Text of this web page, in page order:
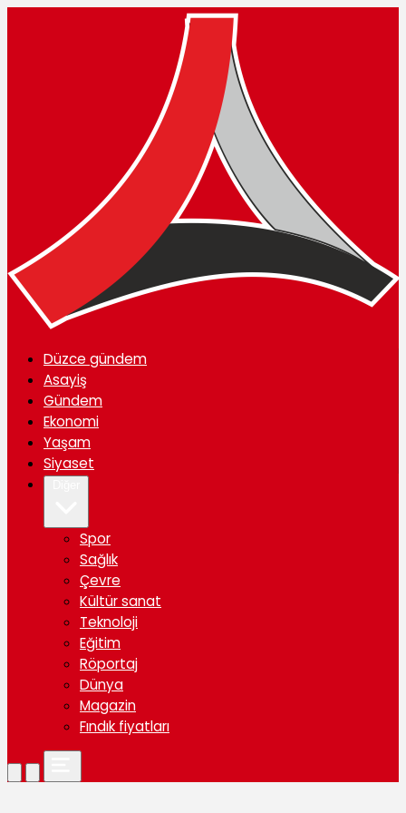
Düzce gündem
Asayiş
Gündem
Ekonomi
Yaşam
Siyaset
Spor
Sağlık
Çevre
Kültür sanat
Teknoloji
Eğitim
Röportaj
Dünya
Magazin
Fındık fiyatları